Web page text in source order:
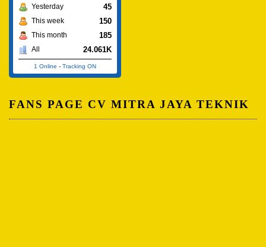
Yesterday 45
This week 150
This month 185
All 24.061K
1 Online - Tracking ON
FANS PAGE CV MITRA JAYA TEKNIK